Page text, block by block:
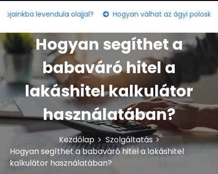
e
n
e
n
u
I
c
o
n
olajjal? Hogyan válhat az ágyi poloska irtás egy
Hogyan segíthet a
babaváró hitel a
lakáshitel kalkulátor
használatában?
Kezdőlap
Szolgáltatás
Hogyan segíthet a babaváró hitel a lakáshitel
kalkulátor használatában?